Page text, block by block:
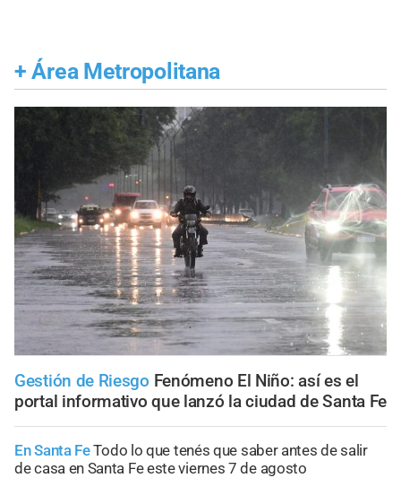
+ Área Metropolitana
Gestión de Riesgo Fenómeno El Niño: así es el
portal informativo que lanzó la ciudad de Santa Fe
En Santa FeTodo lo que tenés que saber antes de salir
de casa en Santa Fe este viernes 7 de agosto